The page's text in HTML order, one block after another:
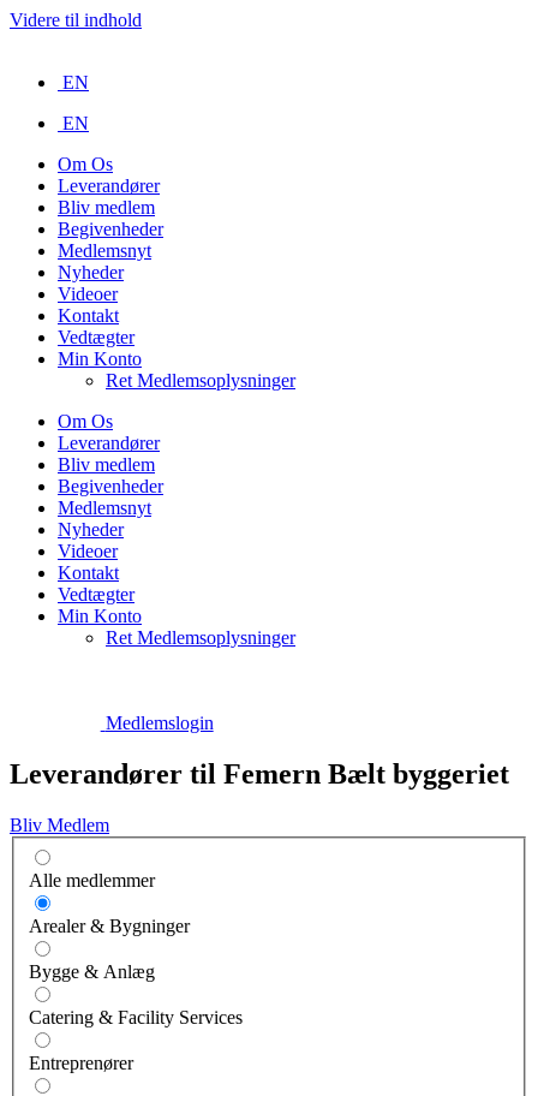
Videre til indhold
EN
EN
Om Os
Leverandører
Bliv medlem
Begivenheder
Medlemsnyt
Nyheder
Videoer
Kontakt
Vedtægter
Min Konto
Ret Medlemsoplysninger
Om Os
Leverandører
Bliv medlem
Begivenheder
Medlemsnyt
Nyheder
Videoer
Kontakt
Vedtægter
Min Konto
Ret Medlemsoplysninger
Medlemslogin
Leverandører til Femern Bælt byggeriet
Bliv Medlem
Alle medlemmer
Arealer & Bygninger
Bygge & Anlæg
Catering & Facility Services
Entreprenører